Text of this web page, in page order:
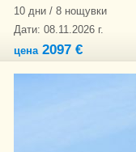
10 дни / 8 нощувки
Дати: 08.11.2026 г.
цена2097 €